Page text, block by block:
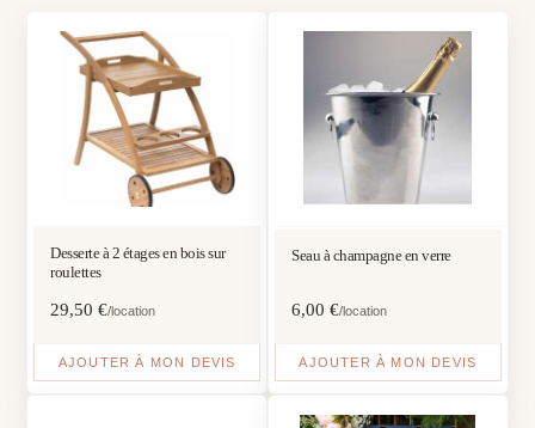
Desserte à 2 étages en bois sur
roulettes
29,50€/location
AJOUTER À MON DEVIS
Seau à champagne en verre
6,00 €/location
AJOUTER À MON DEVIS